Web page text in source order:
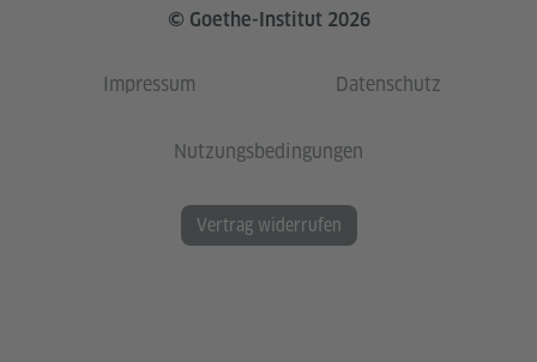
© Goethe-Institut 2026
Impressum Datenschutz
Nutzungsbedingungen
Vertrag widerrufen